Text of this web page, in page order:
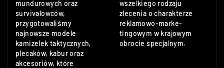
mundurowych oraz
survivalowców,
przygotowaliśmy
najnowsze modele
kamizelek taktycznych,
plecaków, kabur oraz
akcesoriów, które
wszelkiego rodzaju
zlecenia o charakterze
reklamowo-marke-
tingowym w krajowym
obrocie specjalnym.